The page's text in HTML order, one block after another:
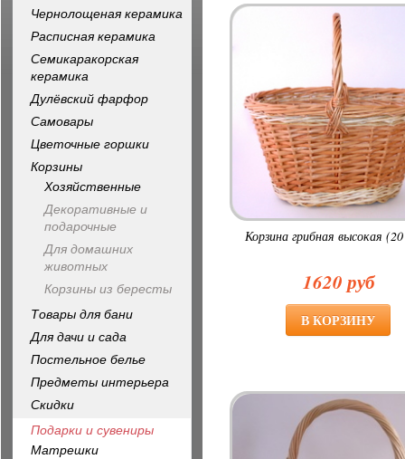
Корзина грибная высокая
1620 руб
Чернолощеная керамика
Расписная керамика
Семикаракорская
керамика
Дулёвский фарфор
Самовары
Цветочные горшки
Корзины
Хозяйственные
Декоративные и
подарочные
Для домашних
животных
Корзины из бересты
Товары для бани
Для дачи и сада
Постельное белье
Предметы интерьера
Скидки
Подарки и сувениры
Матрешки